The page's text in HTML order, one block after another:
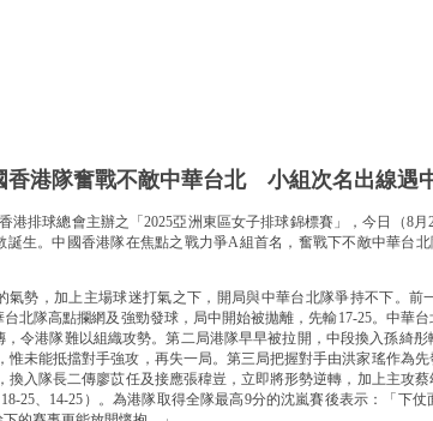
香港隊奮戰不敵中華台北 小組次名出線遇
港排球總會主辦之「2025亞洲東區女子排球錦標賽」，今日（8
誕生。中國香港隊在焦點之戰力爭A組首名， 奮戰下不敵中華台
勢，加上主場球迷打氣之下， 開局與中華台北隊爭持不下。前
北隊高點攔網及強勁發球，局中開始被拋離， 先輸17-25。中華
，令港隊難以組織攻勢。第二局港隊早早被拉開， 中段換入孫綺彤
惟未能抵擋對手強攻，再失一局。 第三局把握對手由洪家瑤作為先
換入隊長二傳廖苡任及接應張稦豈，立即將形勢逆轉， 加上主攻
25、14-25）。 為港隊取得全隊最高9分的沈嵐賽後表示：「下仗